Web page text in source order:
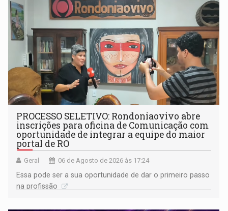
PROCESSO SELETIVO: Rondoniaovivo abre
inscrições para oficina de Comunicação com
oportunidade de integrar a equipe do maior
portal de RO
Geral 06 de Agosto de 2026 às 17:24
Essa pode ser a sua oportunidade de dar o primeiro passo
na profissão